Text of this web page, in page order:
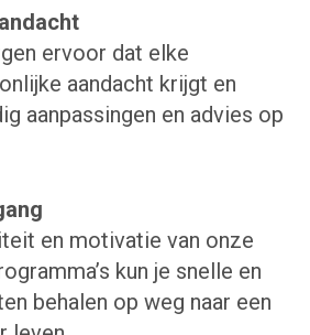
ervoor dat elke
aandacht krijgt en
aanpassingen en advies op
en motivatie van onze
kun je snelle en
behalen op weg naar een